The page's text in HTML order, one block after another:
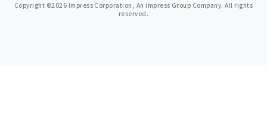
Copyright ©2026 Impress Corporation, An impress Group Company. All rights
reserved.